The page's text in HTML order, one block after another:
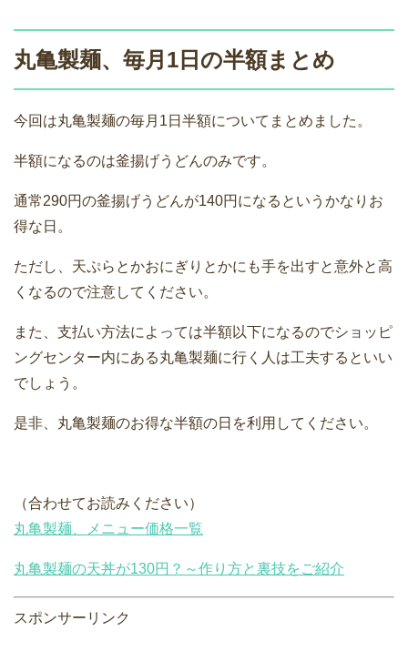
丸亀製麺、毎月1日の半額まとめ
今回は丸亀製麺の毎月1日半額についてまとめました。
半額になるのは釜揚げうどんのみです。
通常290円の釜揚げうどんが140円になるというかなりお
得な日。
ただし、天ぷらとかおにぎりとかにも手を出すと意外と高
くなるので注意してください。
また、支払い方法によっては半額以下になるのでショッピ
ングセンター内にある丸亀製麺に行く人は工夫するといい
でしょう。
是非、丸亀製麺のお得な半額の日を利用してください。
（合わせてお読みください）
丸亀製麺、メニュー価格一覧
丸亀製麺の天丼が130円？～作り方と裏技をご紹介
スポンサーリンク